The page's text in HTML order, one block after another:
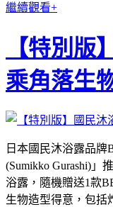
繼續觀看+
【特別版
乘角落生
日本國民沐浴露品牌
(Sumikko Gurashi)」
浴露，隨機贈送1款
生物造型得意，包括